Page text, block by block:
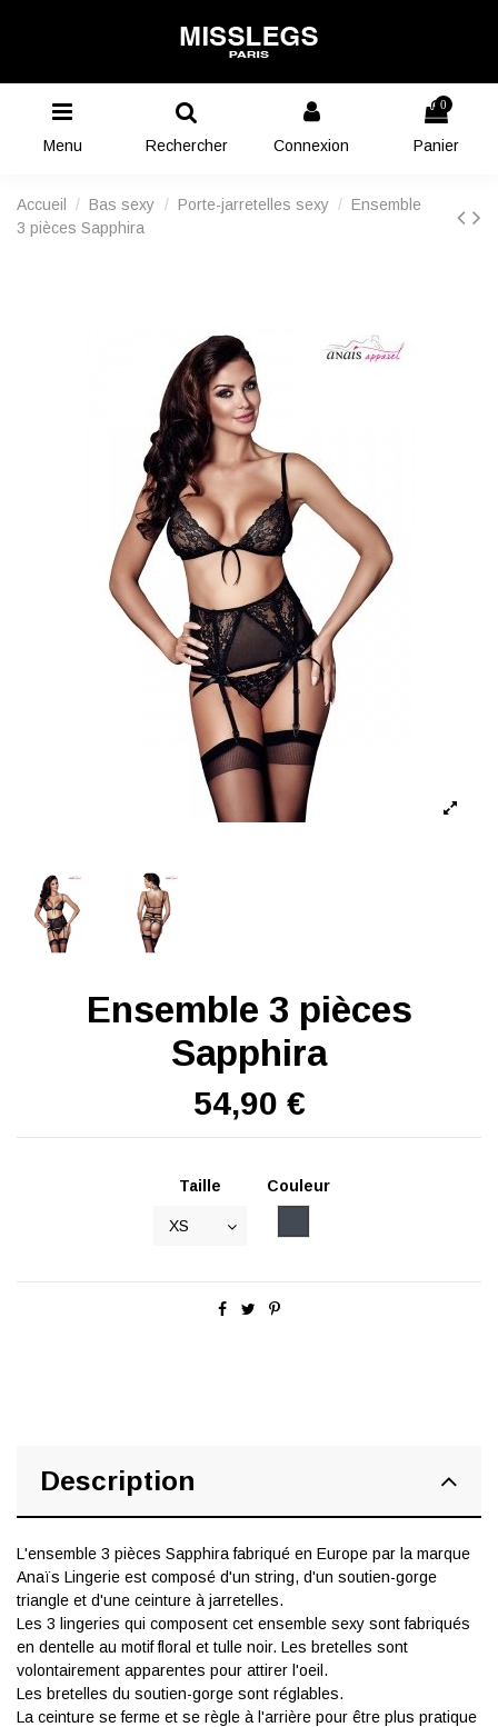
Menu Rechercher Connexion
0
Panier
Accueil Bas sexy Porte-jarretelles sexy
Ensemble
3 pièces Sapphira
Ensemble 3 pièces
Sapphira
54,90 €
Taille
Couleur
Description
L'ensemble 3 pièces Sapphira fabriqué en Europe par la marque
Anaïs Lingerie est composé d'un string, d'un soutien-gorge
triangle et d'une ceinture à jarretelles.
Les 3 lingeries qui composent cet ensemble sexy sont fabriqués
en dentelle au motif floral et tulle noir. Les bretelles sont
volontairement apparentes pour attirer l'oeil.
Les bretelles du soutien-gorge sont réglables.
La ceinture se ferme et se règle à l'arrière pour être plus pratique